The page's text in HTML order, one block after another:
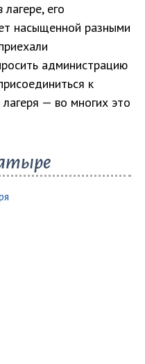
его
насыщенной разными
администрацию
к
— во многих это